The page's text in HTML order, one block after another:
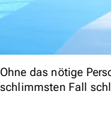
Ohne das nötige
schlimmsten Fall